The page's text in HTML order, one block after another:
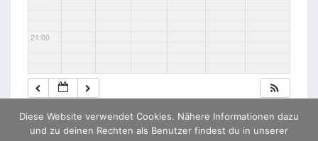
21:00
22:00
23:00
Diese Website verwendet Cookies. Nähere Informationen dazu
und zu deinen Rechten als Benutzer findest du in unserer